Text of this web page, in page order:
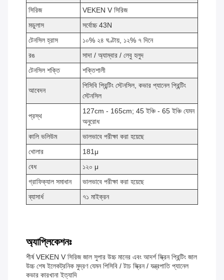
সিরিজ
VEKEN V সিরিজ
মডুলাস
সর্বোচ্চ 43N
টেনসিল হ্রাস
১০% ২৪ ঘণ্টায়, ১২% ৭ দিনে
রঙ
সাদা / অ্যাম্বার / লেবু হলুদ
টেনসিল শক্তি
শক্তিশালী
আবেদন
পিসিবি প্রিন্টিং স্টেনসিল, কভার প্যানেল প্রিন্টিং
স্টেনসিল
প্রস্থ
127cm - 165cm; 45 ইঞ্চি - 65 ইঞ্চি যেমন
অনুরোধ
কালি ভলিউম
ভালভাবে পরীক্ষা করা হয়েছে
খোলার
181μ
বেধ
১২০ μ
গ্রাফিক্যাল সমাধান
ভালভাবে পরীক্ষা করা হয়েছে
ব্যাসার্ধ
৭১ মাইক্রন
অ্যাপ্লিকেশনঃ
শীর্ষ VEKEN V সিরিজ জাল সুপার উচ্চ মানের এবং আদর্শ স্ক্রিন প্রিন্টিং জাল
উচ্চ শেষ ইলেকট্রনিক মুদ্রণ যেমন পিসিবি / টাচ স্ক্রিন / যন্ত্রপাতি প্যানেল
কভার কারখানা ইত্যাদি